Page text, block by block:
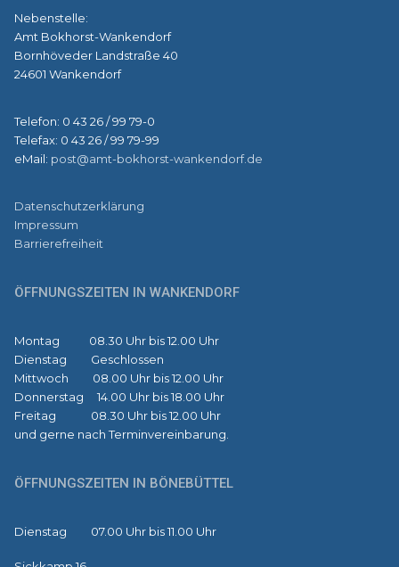
Nebenstelle:
Amt Bokhorst-Wankendorf
Bornhöveder Landstraße 40
24601 Wankendorf
Telefon: 0 43 26 / 99 79-0
Telefax: 0 43 26 / 99 79-99
eMail: post@amt-bokhorst-wankendorf.de
Datenschutzerklärung
Impressum
Barrierefreiheit
ÖFFNUNGSZEITEN IN WANKENDORF
Montag 08.30 Uhr bis 12.00 Uhr
Dienstag Geschlossen
Mittwoch 08.00 Uhr bis 12.00 Uhr
Donnerstag 14.00 Uhr bis 18.00 Uhr
Freitag 08.30 Uhr bis 12.00 Uhr
und gerne nach Terminvereinbarung.
ÖFFNUNGSZEITEN IN BÖNEBÜTTEL
Dienstag 07.00 Uhr bis 11.00 Uhr